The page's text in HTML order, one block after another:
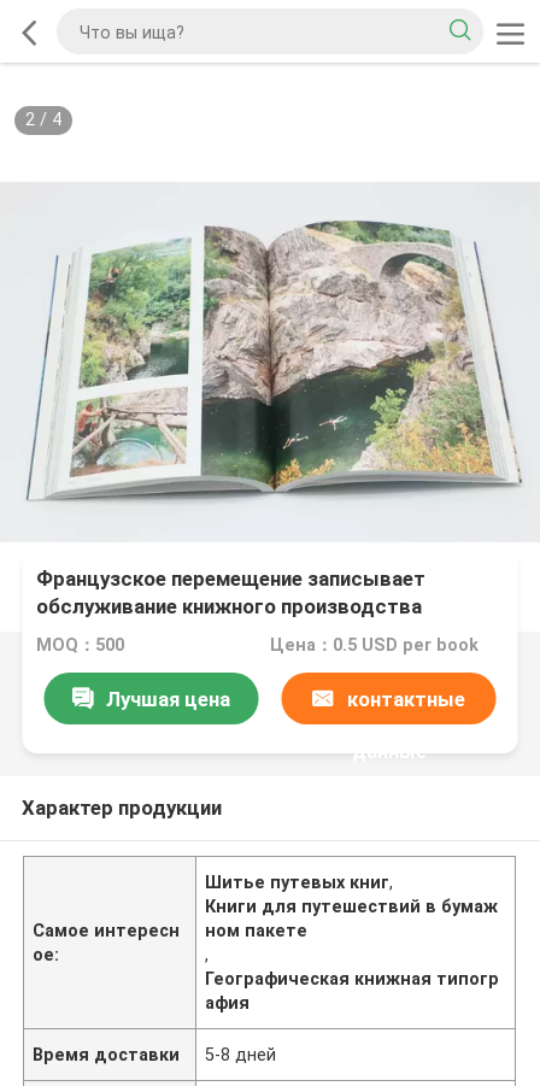
2/ 4
Французское перемещение записывает
обслуживание книжного производства
землеведения Paperpack шить связывая
MOQ：500 Цена：0.5 USD per book
Лучшая цена контактные
данные
Характер продукции
Самое интересн
ое:
Шитье путевых книг,
Книги для путешествий в бумаж
ном пакете
,
Географическая книжная типогр
афия
Время доставки 5-8 дней